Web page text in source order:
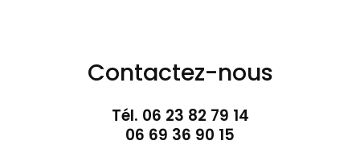
Contactez-nous
Tél. 06 23 82 79 14
06 69 36 90 15